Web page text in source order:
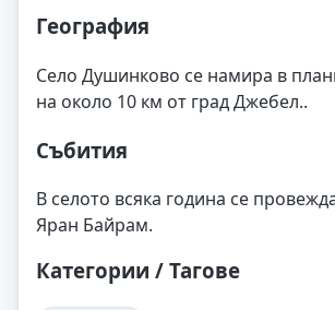
География
Село Душинково се намира в
на около 10 км от град Джебел..
Събития
В селото всяка година се
Яран Байрам.
Категории / Тагове